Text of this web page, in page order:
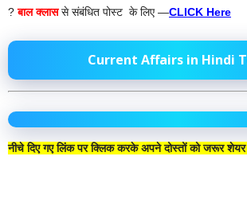
?बाल क्लाससे संबंधित पोस्ट के लिए —CLICK Here
Current Affairs in Hindi
नीचे दिए गए लिंक पर क्लिक करके अपने दोस्तों को जरूर